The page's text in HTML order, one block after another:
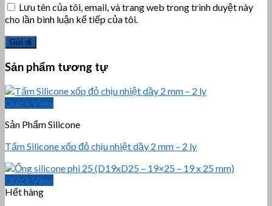
Lưu tên của tôi, email, và trang web trong trình duyệt này
cho lần bình luận kế tiếp của tôi.
Sản phẩm tương tự
Quick View
Sản Phẩm Silicone
Tấm Silicone xốp đỏ chịu nhiệt dầy 2 mm – 2 ly
Quick View
Hết hàng